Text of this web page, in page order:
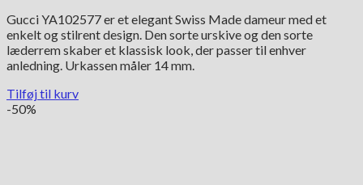
pris
var:
5,600.00 kr..
pris
er:
2,800.00 kr..
Gucci YA102577 er et elegant Swiss Made dameur med et
enkelt og stilrent design. Den sorte urskive og den sorte
læderrem skaber et klassisk look, der passer til enhver
anledning. Urkassen måler 14 mm.
Tilføj til kurv
-50%